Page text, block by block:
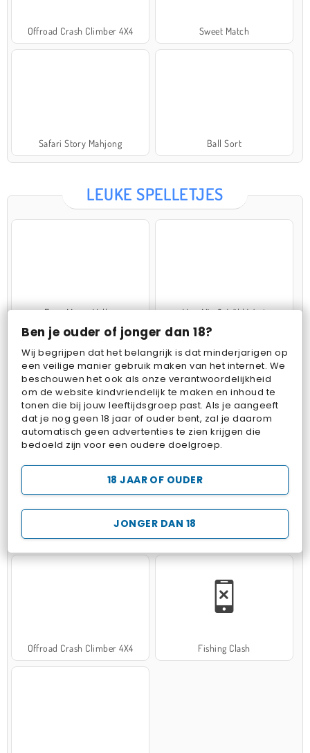
Ben je ouder of jonger dan 18?
Wij begrijpen dat het belangrijk is dat minderjarigen op
een veilige manier gebruik maken van het internet. We
beschouwen het ook als onze verantwoordelijkheid
om de website kindvriendelijk te maken en inhoud te
tonen die bij jouw leeftijdsgroep past. Als je aangeeft
dat je nog geen 18 jaar of ouder bent, zal je daarom
automatisch geen advertenties te zien krijgen die
bedoeld zijn voor een oudere doelgroep.
JONGER DAN 18
18 JAAR OF OUDER
Offroad Crash Climber 4X4 Sweet Match
Safari Story Mahjong Ball Sort
LEUKE SPELLETJES
Farm Merge Valley VegaMix 2: Wild West
Pop Fruit Bubbits
Hospital Surgeon Doctor Game Potion Sort
Offroad Crash Climber 4X4 Fishing Clash